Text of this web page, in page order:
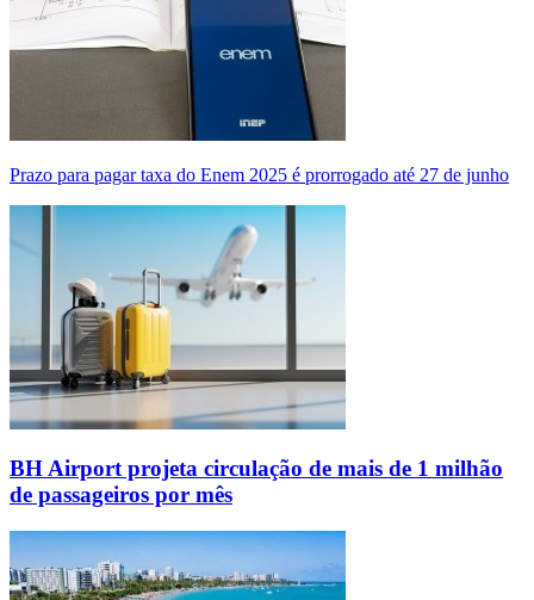
Prazo para pagar taxa do Enem 2025 é prorrogado até 27 de junho
BH Airport projeta circulação de mais de 1 milhão
de passageiros por mês